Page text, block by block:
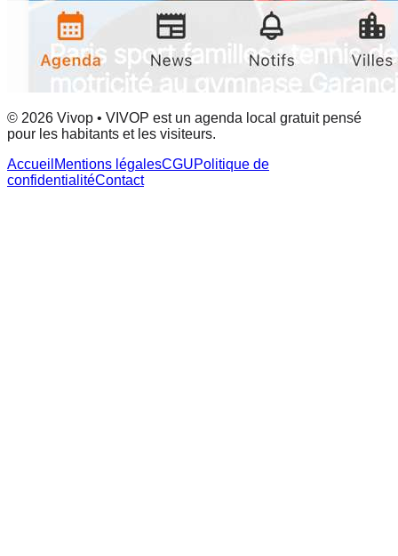
© 2026 Vivop • VIVOP est un agenda local gratuit pensé
pour les habitants et les visiteurs.
Accueil Mentions légalesCGUPolitique de
confidentialitéContact